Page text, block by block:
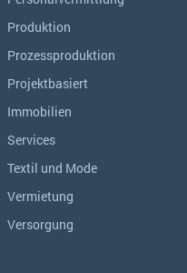
Produktion
Prozessproduktion
Projektbasiert
Immobilien
Services
Textil und Mode
Vermietung
Versorgung